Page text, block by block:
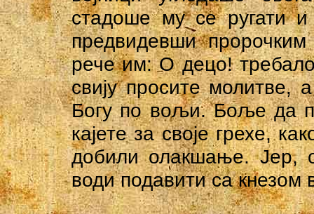
стадоше му се ругати
предвидевши
рече им: О децо!
свију просите молитве,
Богу по вољи. Боље да
кајете за своје грехе,
добили олакшање. Јер,
води подавити са кнезом